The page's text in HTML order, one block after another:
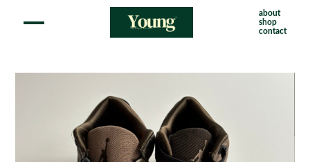
about
shop
contact